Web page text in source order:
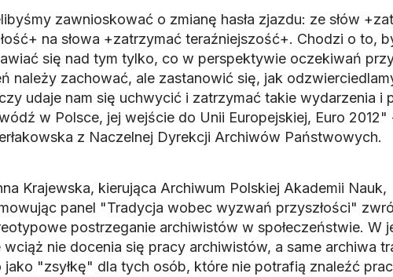
zawnioskować o zmianę hasła zjazdu: ze słów
na słowa +zatrzymać teraźniejszość+. Chodzi o to,
się nad tym tylko, co w perspektywie oczekiwań
należy zachować, ale zastanowić się, jak
udaje nam się uchwycić i zatrzymać takie wydarzenia i
w Polsce, jej wejście do Unii Europejskiej, Euro 2012"
z Naczelnej Dyrekcji Archiwów Państwowych.
Krajewska, kierująca Archiwum Polskiej Akademii Nauk,
panel "Tradycja wobec wyzwań przyszłości"
postrzeganie archiwistów w społeczeństwie. W
wciąż nie docenia się pracy archiwistów, a same archiwa
jako "zsyłkę" dla tych osób, które nie potrafią znaleźć